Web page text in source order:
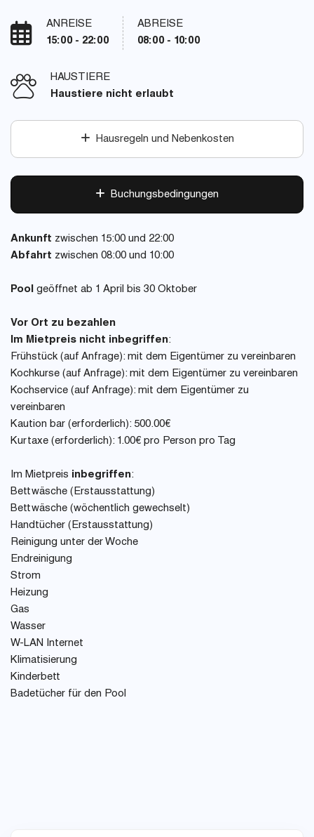
ANREISE
15:00 - 22:00
ABREISE
08:00 - 10:00
HAUSTIERE
Haustiere nicht erlaubt
Hausregeln und Nebenkosten
Buchungsbedingungen
Ankunft zwischen 15:00 und 22:00
Abfahrt zwischen 08:00 und 10:00
Pool geöffnet ab 1 April bis 30 Oktober
Vor Ort zu bezahlen
Im Mietpreis nicht inbegriffen:
Frühstück (auf Anfrage): mit dem Eigentümer zu vereinbaren
Kochkurse (auf Anfrage): mit dem Eigentümer zu vereinbaren
Kochservice (auf Anfrage): mit dem Eigentümer zu
vereinbaren
Kaution bar (erforderlich): 500.00€
Kurtaxe (erforderlich): 1.00€ pro Person pro Tag
Im Mietpreis inbegriffen:
Bettwäsche (Erstausstattung)
Bettwäsche (wöchentlich gewechselt)
Handtücher (Erstausstattung)
Reinigung unter der Woche
Endreinigung
Strom
Heizung
Gas
Wasser
W-LAN Internet
Klimatisierung
Kinderbett
Badetücher für den Pool